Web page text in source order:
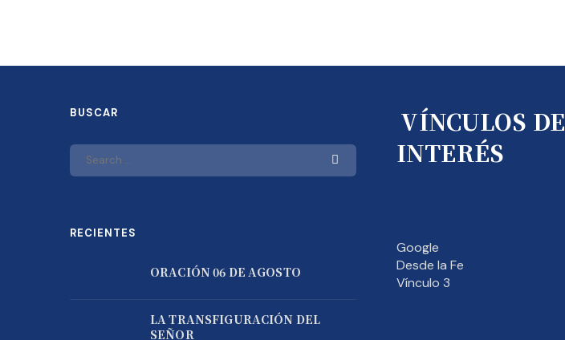
BUSCAR
RECIENTES
ORACIÓN 06 DE AGOSTO
LA TRANSFIGURACIÓN DEL
SEÑOR
VÍNCULOS DE
INTERÉS
Google
Desde la Fe
Vínculo 3